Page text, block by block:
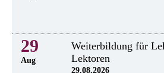
29
Aug
Weiterbildung für
Lektoren
29.08.2026